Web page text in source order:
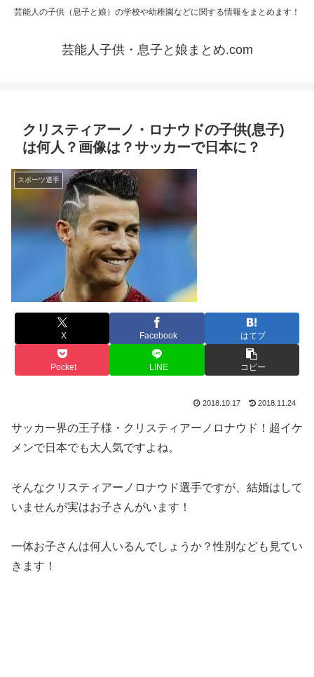
芸能人の子供（息子と娘）の学校や幼稚園などに関する情報をまとめます！
芸能人子供・息子と娘まとめ.com
クリスティアーノ・ロナウドの子供(息子)
は何人？画像は？サッカーで日本に？
スポーツ選手
X Facebook はてブ
Pocket LINE コピー
2018.10.17 2018.11.24
サッカー界の王子様・クリスティアーノロナウド！超イケ
メンで日本でも大人気ですよね。
そんなクリスティアーノロナウド選手ですが、結婚はして
いませんが実はお子さんがいます！
一体お子さんは何人いるんでしょうか？性別なども見てい
きます！